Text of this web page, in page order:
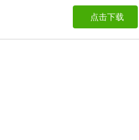
点击下载